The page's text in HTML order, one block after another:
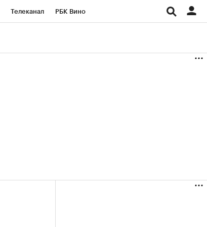
Телеканал РБК Вино